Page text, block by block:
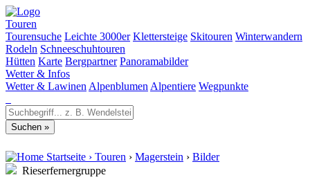
Touren
Tourensuche Leichte 3000er Klettersteige Skitouren Winterwandern
Rodeln Schneeschuhtouren
Hütten Karte Bergpartner Panoramabilder
Wetter & Infos
Wetter & Lawinen Alpenblumen Alpentiere Wegpunkte
Startseite › Touren › Magerstein › Bilder
Rieserfernergruppe